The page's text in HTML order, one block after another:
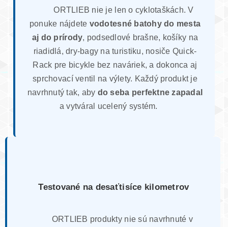
ORTLIEB nie je len o cyklotaškách. V
ponuke nájdete vodotesné batohy do mesta
aj do prírody, podsedlové brašne, košíky na
riadidlá, dry-bagy na turistiku, nosiče Quick-
Rack pre bicykle bez naváriek, a dokonca aj
sprchovací ventil na výlety. Každý produkt je
navrhnutý tak, aby do seba perfektne zapadal
a vytváral ucelený systém.
Testované na desaťtisíce kilometrov
ORTLIEB produkty nie sú navrhnuté v